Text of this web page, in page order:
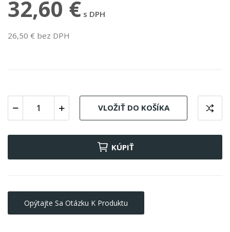
32,60 € s DPH
26,50 € bez DPH
VLOŽIŤ DO KOŠÍKA
KÚPIŤ
Opýtajte Sa Otázku K Produktu